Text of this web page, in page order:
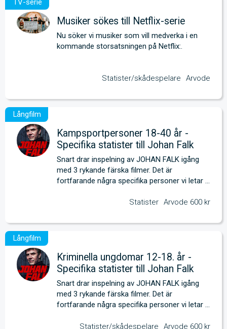
Musiker sökes till Netflix-serie
Nu söker vi musiker som vill medverka i en
kommande storsatsningen på Netflix:.
Statister/skådespelare Arvode
Kampsportpersoner 18-40 år -
Specifika statister till Johan Falk
Snart drar inspelning av JOHAN FALK igång
med 3 rykande färska filmer. Det är
fortfarande några specifika personer vi letar
Statister Arvode 600 kr
Kriminella ungdomar 12-18. år -
Specifika statister till Johan Falk
Snart drar inspelning av JOHAN FALK igång
med 3 rykande färska filmer. Det är
fortfarande några specifika personer vi letar
Statister/skådespelare
Arvode 600 kr